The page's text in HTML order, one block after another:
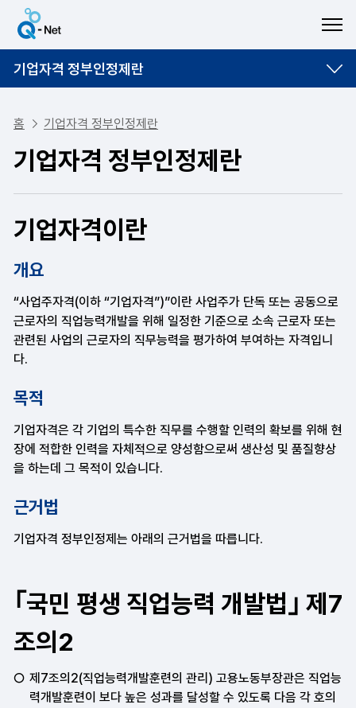
기업자격 정부인정제란
홈 기업자격 정부인정제란
기업자격 정부인정제란
기업자격이란
개요
“사업주자격(이하 “기업자격”)”이란 사업주가 단독 또는 공동으로
근로자의 직업능력개발을 위해 일정한 기준으로 소속 근로자 또는
관련된 사업의 근로자의 직무능력을 평가하여 부여하는 자격입니
다.
목적
기업자격은 각 기업의 특수한 직무를 수행할 인력의 확보를 위해 현
장에 적합한 인력을 자체적으로 양성함으로써 생산성 및 품질향상
을 하는데 그 목적이 있습니다.
근거법
기업자격 정부인정제는 아래의 근거법을 따릅니다.
｢국민 평생 직업능력 개발법｣ 제7
조의2
제7조의2(직업능력개발훈련의 관리) 고용노동부장관은 직업능
력개발훈련이 보다 높은 성과를 달성할 수 있도록 다음 각 호의